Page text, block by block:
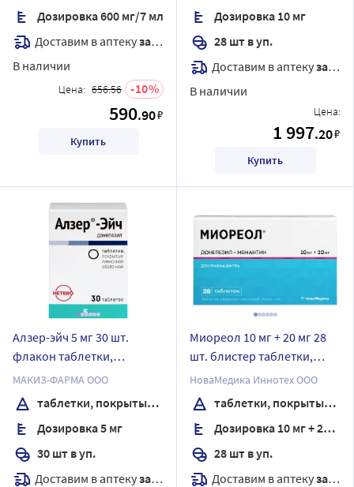
Дозировка 600 мг/7 мл
Доставим в аптекузавтра
В наличии
Цена: 656.56 10
590.90₽
Купить
Дозировка 10 мг
28 шт в уп.
Доставим в аптекузавтра
В наличии
Цена:
1 997.20₽
Купить
Алзер-эйч 5 мг 30 шт.
флакон таблетки,
покрытые пленочной
оболочкой
МАКИЗ-ФАРМА ООО
таблетки, покрытые пленочной оболочкой
Дозировка 5 мг
30 шт в уп.
Доставим в аптекузавтра
Миореол 10 мг + 20 мг 28
шт. блистер таблетки,
покрытые пленочной
оболочкой
НоваМедика Иннотех ООО
таблетки, покрытые пленочной оболочкой
Дозировка 10 мг + 20 мг
28 шт в уп.
Доставим в аптекузавтра